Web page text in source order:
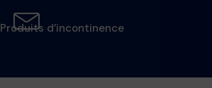
Produits d’incontinence